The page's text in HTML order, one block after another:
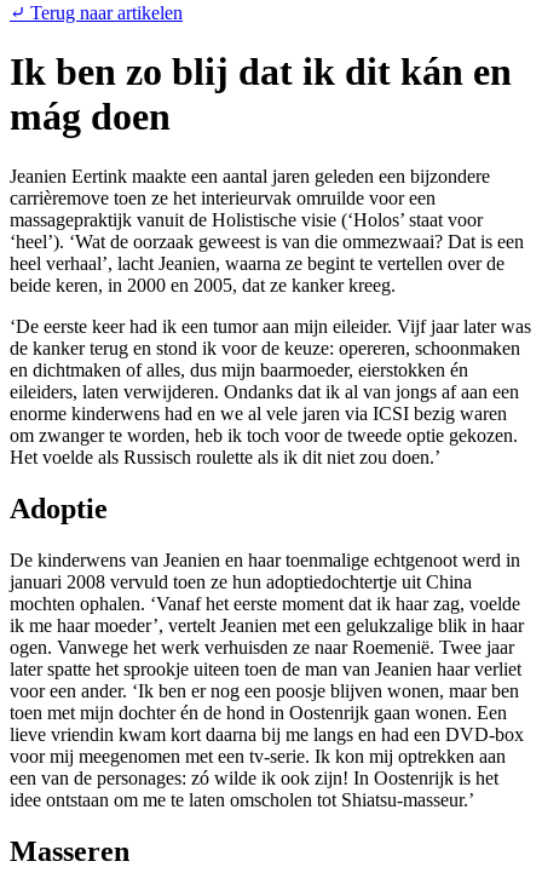
⤶ Terug naar artikelen
Ik ben zo blij dat ik dit kán en
mág doen
Jeanien Eertink maakte een aantal jaren geleden een bijzondere
carrièremove toen ze het interieurvak omruilde voor een
massagepraktijk vanuit de Holistische visie (‘Holos’ staat voor
‘heel’). ‘Wat de oorzaak geweest is van die ommezwaai? Dat is een
heel verhaal’, lacht Jeanien, waarna ze begint te vertellen over de
beide keren, in 2000 en 2005, dat ze kanker kreeg.
‘De eerste keer had ik een tumor aan mijn eileider. Vijf jaar later was
de kanker terug en stond ik voor de keuze: opereren, schoonmaken
en dichtmaken of alles, dus mijn baarmoeder, eierstokken én
eileiders, laten verwijderen. Ondanks dat ik al van jongs af aan een
enorme kinderwens had en we al vele jaren via ICSI bezig waren
om zwanger te worden, heb ik toch voor de tweede optie gekozen.
Het voelde als Russisch roulette als ik dit niet zou doen.’
Adoptie
De kinderwens van Jeanien en haar toenmalige echtgenoot werd in
januari 2008 vervuld toen ze hun adoptiedochtertje uit China
mochten ophalen. ‘Vanaf het eerste moment dat ik haar zag, voelde
ik me haar moeder’, vertelt Jeanien met een gelukzalige blik in haar
ogen. Vanwege het werk verhuisden ze naar Roemenië. Twee jaar
later spatte het sprookje uiteen toen de man van Jeanien haar verliet
voor een ander. ‘Ik ben er nog een poosje blijven wonen, maar ben
toen met mijn dochter én de hond in Oostenrijk gaan wonen. Een
lieve vriendin kwam kort daarna bij me langs en had een DVD-box
voor mij meegenomen met een tv-serie. Ik kon mij optrekken aan
een van de personages: zó wilde ik ook zijn! In Oostenrijk is het
idee ontstaan om me te laten omscholen tot Shiatsu-masseur.’
Masseren